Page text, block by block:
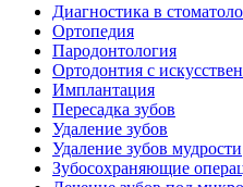
Диагностика в
Ортопедия
Пародонтология
Ортодонтия с
Имплантация
Пересадка зубов
Удаление зубов
Удаление зубов мудрости
Зубосохраняющие